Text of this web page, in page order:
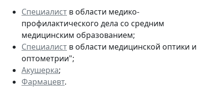
Специалист в области медико-
профилактического дела со средним
медицинским образованием;
Специалист в области медицинской оптики и
оптометрии";
Акушерка;
Фармацевт.